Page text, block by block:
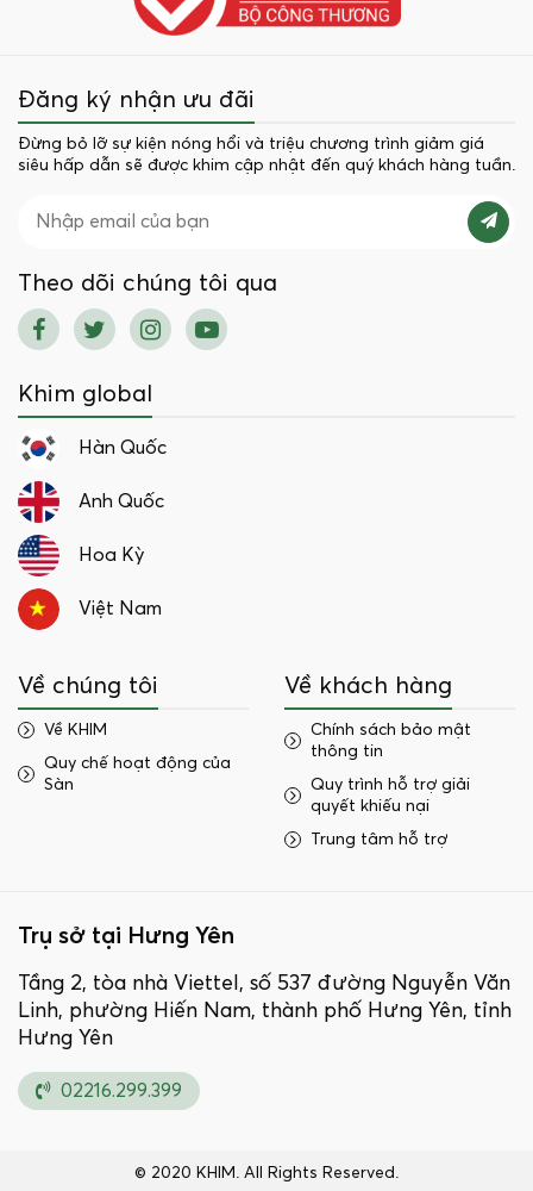
Đăng ký nhận ưu đãi
Đừng bỏ lỡ sự kiện nóng hổi và triệu chương trình giảm giá
siêu hấp dẫn sẽ được khim cập nhật đến quý khách hàng tuần.
Theo dõi chúng tôi qua
Khim global
Hàn Quốc
Anh Quốc
Hoa Kỳ
Việt Nam
Về chúng tôi
Về KHIM
Quy chế hoạt động của
Sàn
Về khách hàng
Chính sách bảo mật
thông tin
Quy trình hỗ trợ giải
quyết khiếu nại
Trung tâm hỗ trợ
Trụ sở tại Hưng Yên
Tầng 2, tòa nhà Viettel, số 537 đường Nguyễn Văn
Linh, phường Hiến Nam, thành phố Hưng Yên, tỉnh
Hưng Yên
02216.299.399
© 2020 KHIM. All Rights Reserved.